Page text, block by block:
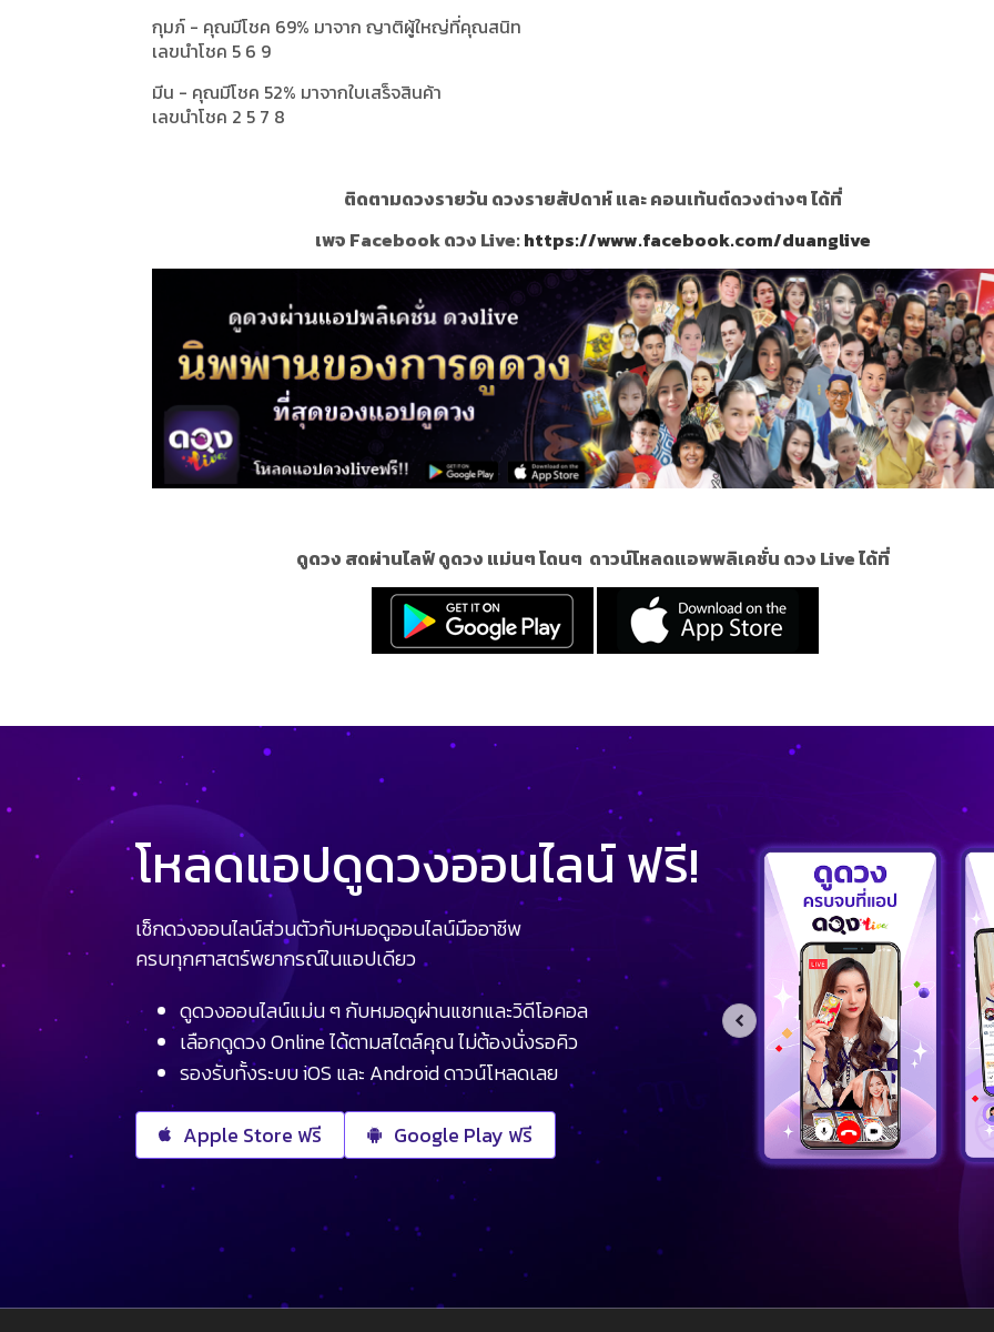
กุมภ์ - คุณมีโชค 69% มาจาก ญาติผู้ใหญ่ที่คุณสนิท
เลขนำโชค 5 6 9
มีน - คุณมีโชค 52% มาจากใบเสร็จสินค้า
เลขนำโชค 2 5 7 8
ติดตามดวงรายวัน ดวงรายสัปดาห์ และ คอนเท้นต์ดวงต่างๆ ได้ที่
เพจ Facebook ดวง Live:https://www.facebook.com/duanglive
ดูดวง สดผ่านไลฟ์ ดูดวง แม่นๆ โดนๆ ดาวน์โหลดแอพพลิเคชั่น ดวง Live ได้ที่
โหลดแอปดูดวงออนไลน์ ฟรี!
เช็กดวงออนไลน์ส่วนตัวกับหมอดูออนไลน์มืออาชีพ
ครบทุกศาสตร์พยากรณ์ในแอปเดียว
ดูดวงออนไลน์แม่น ๆ กับหมอดูผ่านแชทและวิดีโอคอล
เลือกดูดวง Online ได้ตามสไตล์คุณ ไม่ต้องนั่งรอคิว
รองรับทั้งระบบ iOS และ Android ดาวน์โหลดเลย
Apple Store ฟรี Google Play ฟรี